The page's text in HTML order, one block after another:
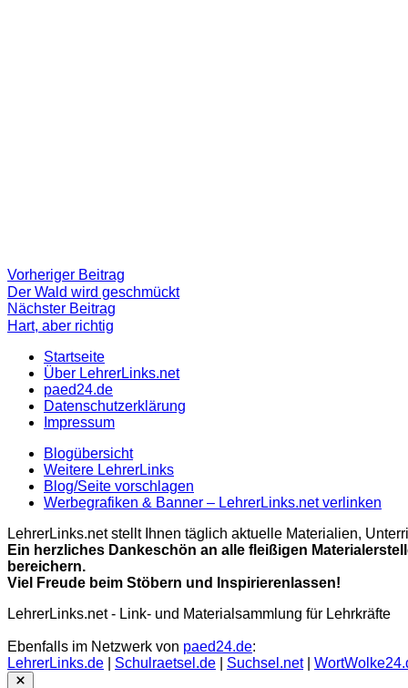
Beitragsnavigation
Vorheriger Beitrag
Beitrag:
Der Wald wird geschmückt
Nächster Beitrag
Hart, aber richtig
Startseite
Über LehrerLinks.net
paed24.de
Datenschutzerklärung
Impressum
Blogübersicht
Weitere LehrerLinks
Blog/Seite vorschlagen
Werbegrafiken & Banner – LehrerLinks.net verlinken
LehrerLinks.net stellt Ihnen täglich aktuelle Materialien,
Ein herzliches Dankeschön an alle fleißigen
bereichern.
Viel Freude beim Stöbern und Inspirierenlassen!
LehrerLinks.net - Link- und Materialsammlung für Lehrkräfte
Ebenfalls im Netzwerk von paed24.de:
LehrerLinks.de
Schulraetsel.de Suchsel.net|
Close